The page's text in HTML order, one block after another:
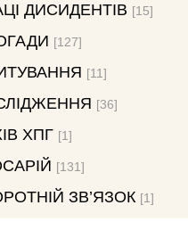
ДИСИДЕНТІВ [15]
[127]
[11]
[36]
ХПГ [1]
[131]
ЗВ’ЯЗОК [1]